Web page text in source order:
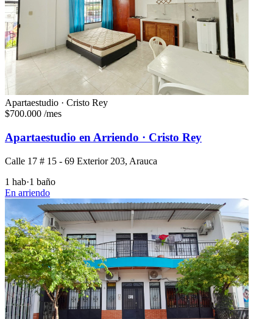
Apartaestudio · Cristo Rey
$700.000 /mes
Apartaestudio en Arriendo · Cristo Rey
Calle 17 # 15 - 69 Exterior 203, Arauca
1 hab·1 baño
En arriendo